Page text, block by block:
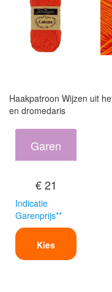
Haakpatroon Wijzen uit
en dromedaris
Garen
€ 21
Indicatie
Garenprijs**
Kies